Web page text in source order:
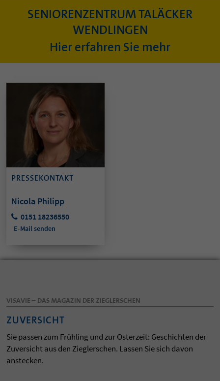
SENIORENZENTRUM TALÄCKER
WENDLINGEN
Hier erfahren Sie mehr
PRESSEKONTAKT
Nicola Philipp
0151 18236550
E-Mail senden
VISAVIE – DAS MAGAZIN DER ZIEGLERSCHEN
ZUVERSICHT
Sie passen zum Frühling und zur Osterzeit: Geschichten der
Zuversicht aus den Zieglerschen. Lassen Sie sich davon
anstecken.